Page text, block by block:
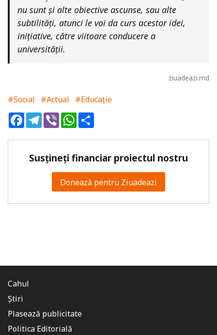
nu sunt și alte obiective ascunse, sau alte
subtilități, atunci le voi da curs acestor idei,
inițiative, către viitoare conducere a
universității.
ziuadeazi.md
#Social #Actual
#Educație
FacebookTelegram
ViberWhatsApp
Susțineți financiar proiectul nostru
Donează pentru Ziuadeazi
Cahul
Știri
Plasează publicitate
Politica Editorială